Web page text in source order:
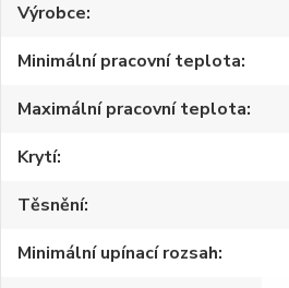
Výrobce
Minimální pracovní teplota
Maximální pracovní teplota
Krytí
Těsnění
Minimální upínací rozsah